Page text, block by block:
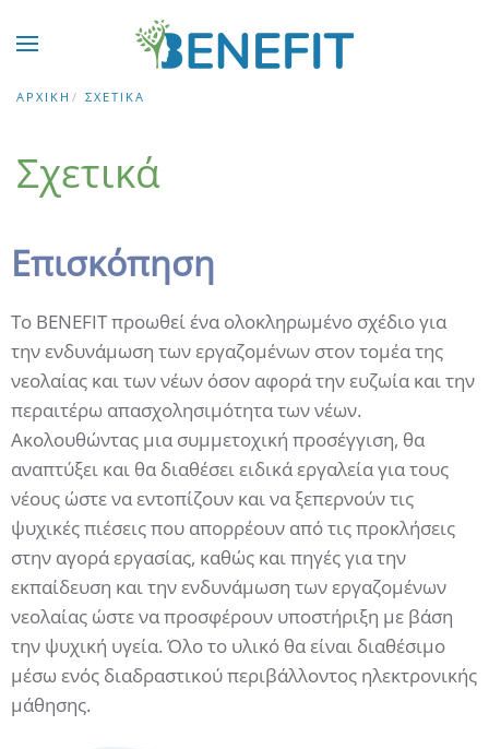
Skip to main content
ΑΡΧΙΚΉ ΣΧΕΤΙΚΆ
Σχετικά
Επισκόπηση
Το BENEFIT προωθεί ένα ολοκληρωμένο σχέδιο για
την ενδυνάμωση των εργαζομένων στον τομέα της
νεολαίας και των νέων όσον αφορά την ευζωία και την
περαιτέρω απασχολησιμότητα των νέων.
Ακολουθώντας μια συμμετοχική προσέγγιση, θα
αναπτύξει και θα διαθέσει ειδικά εργαλεία για τους
νέους ώστε να εντοπίζουν και να ξεπερνούν τις
ψυχικές πιέσεις που απορρέουν από τις προκλήσεις
στην αγορά εργασίας, καθώς και πηγές για την
εκπαίδευση και την ενδυνάμωση των εργαζομένων
νεολαίας ώστε να προσφέρουν υποστήριξη με βάση
την ψυχική υγεία. Όλο το υλικό θα είναι διαθέσιμο
μέσω ενός διαδραστικού περιβάλλοντος ηλεκτρονικής
μάθησης.